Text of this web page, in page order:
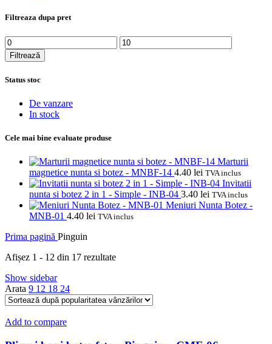
Filtreaza dupa pret
Preț
minim
Preț
maxim
Filtrează
Status stoc
De vanzare
In stock
Cele mai bine evaluate produse
Marturii
magnetice nunta si botez - MNBF-14 4.40 lei TVA inclus
Invitatii
nunta si botez 2 in 1 - Simple - INB-04 3.40 lei TVA inclus
Meniuri Nunta Botez -
MNB-01 4.40 lei TVA inclus
Prima pagină Pinguin
Afișez 1 - 12 din 17 rezultateSortat
Show sidebar
Arata 9 12 18 24
Add to compare